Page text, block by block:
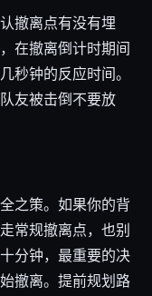
撤离点有没有埋
在撤离倒计时期间
秒钟的反应时间。
友被击倒不要放
之策。如果你的背
常规撤离点，也别
分钟，最重要的决
撤离。提前规划路